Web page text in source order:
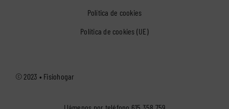
Política de cookies
Política de cookies (UE)
© 2023 • Fisiohogar